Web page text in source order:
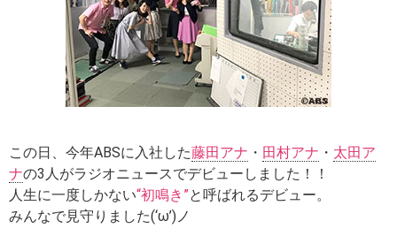
この日、今年ABSに入社した藤田アナ ・ 田村アナ ・ 太田ア
ナの3人がラジオニュースでデビューしました！！
人生に一度しかない“初鳴き”と呼ばれるデビュー。
みんなで見守りました(‘ω’)ノ